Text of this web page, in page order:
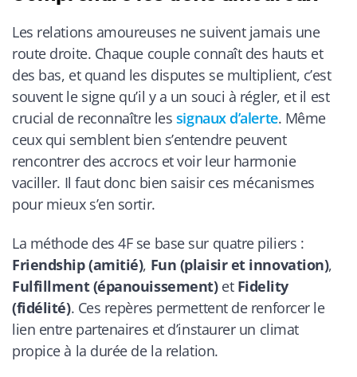
Les relations amoureuses ne suivent jamais une
route droite. Chaque couple connaît des hauts et
des bas, et quand les disputes se multiplient, c’est
souvent le signe qu’il y a un souci à régler, et il est
crucial de reconnaître les signaux d’alerte. Même
ceux qui semblent bien s’entendre peuvent
rencontrer des accrocs et voir leur harmonie
vaciller. Il faut donc bien saisir ces mécanismes
pour mieux s’en sortir.
La méthode des 4F se base sur quatre piliers :
Friendship (amitié), Fun (plaisir et innovation),
Fulfillment (épanouissement)et Fidelity
(fidélité). Ces repères permettent de renforcer le
lien entre partenaires et d’instaurer un climat
propice à la durée de la relation.